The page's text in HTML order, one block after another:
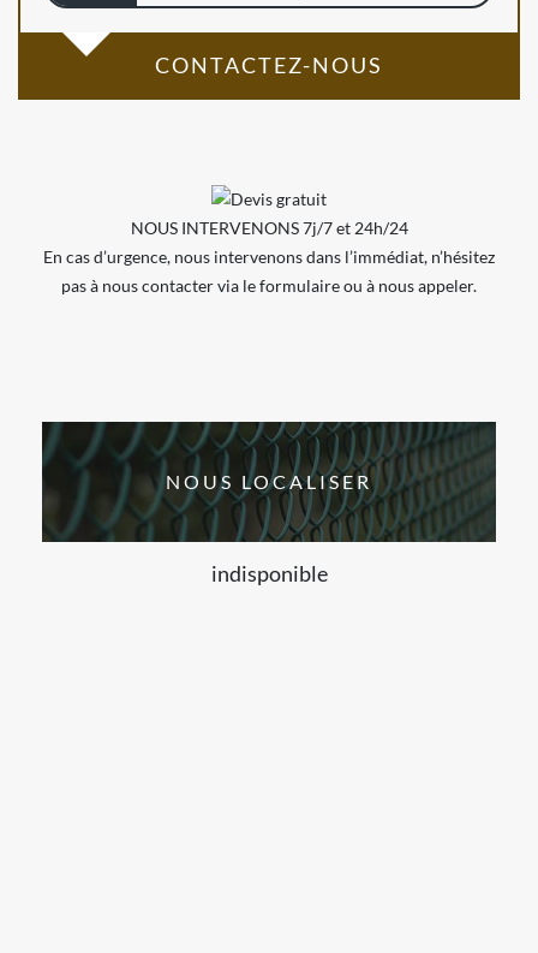
CONTACTEZ-NOUS
NOUS INTERVENONS 7j/7 et 24h/24
En cas d’urgence, nous intervenons dans l’immédiat, n’hésitez
pas à nous contacter via le formulaire ou à nous appeler.
NOUS LOCALISER
indisponible